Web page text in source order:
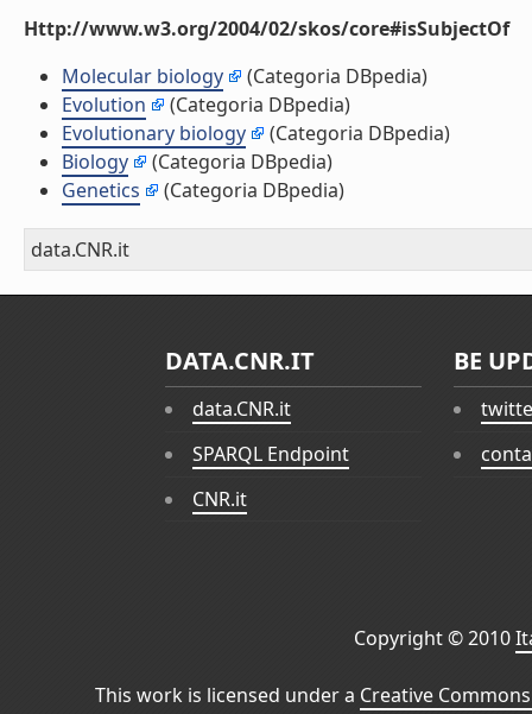
Http://www.w3.org/2004/02/skos/core#isSubjectOf
Molecular biology
(Categoria DBpedia)
Evolution
(Categoria DBpedia)
Evolutionary biology
(Categoria DBpedia)
Biology
(Categoria DBpedia)
Genetics
(Categoria DBpedia)
data.CNR.it
DATA.CNR.IT
data.CNR.it
SPARQL Endpoint
CNR.it
BE
Copyright © 2010
This work is licensed under a Creative